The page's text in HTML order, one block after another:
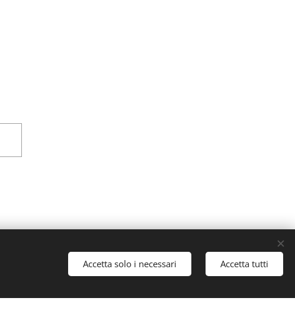
Accetta solo i necessari Accetta tutti